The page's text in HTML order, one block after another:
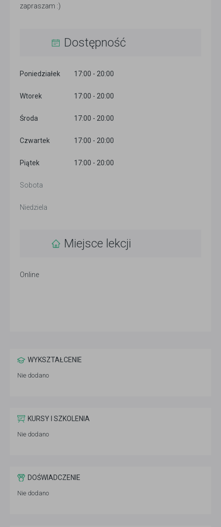
zapraszam :)
Dostępność
Poniedziałek 17:00 - 20:00
Wtorek 17:00 - 20:00
Środa 17:00 - 20:00
Czwartek 17:00 - 20:00
Piątek 17:00 - 20:00
Sobota
Niedziela
Miejsce lekcji
Online
WYKSZTAŁCENIE
Nie dodano
KURSY I SZKOLENIA
Nie dodano
DOŚWIADCZENIE
Nie dodano